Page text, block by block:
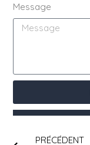
Message
PRÉCÉDENT